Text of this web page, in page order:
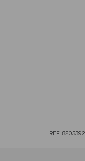
REF: 8205392